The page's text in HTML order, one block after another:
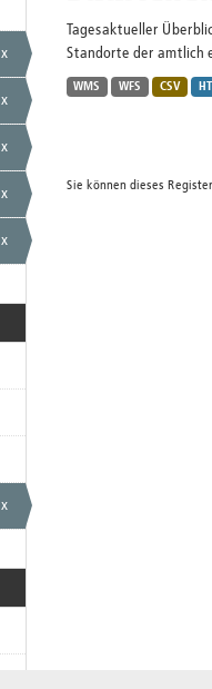
x
x
x
x
x
x
Tagesaktueller
Standorte der amtlich
WMS WFS CSV
Sie können dieses